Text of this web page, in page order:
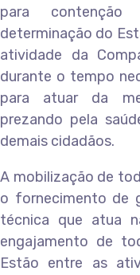
para
determinação do
atividade da
durante o tempo
para atuar da
prezando pela
demais cidadãos.
A mobilização de
o fornecimento de
técnica que atua
engajamento de
Estão entre as